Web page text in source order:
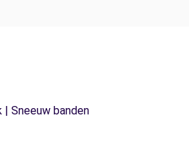
Sneeuw banden